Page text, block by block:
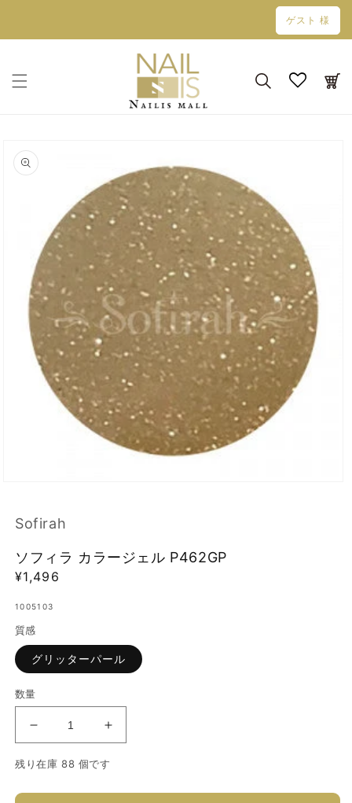
ゲスト 様
ー
にスキッ
プ
Sofirah
ソフィラ カラージェル P462GP
通
価
格
¥1,496
1005103
質感
グリッターパール
数量
ィ
ラ
ソ
ラ
残り在庫 88 個です